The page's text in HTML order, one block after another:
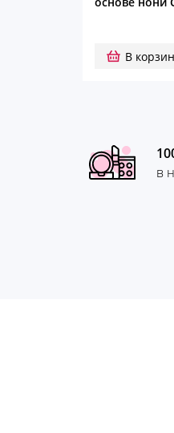
В
в